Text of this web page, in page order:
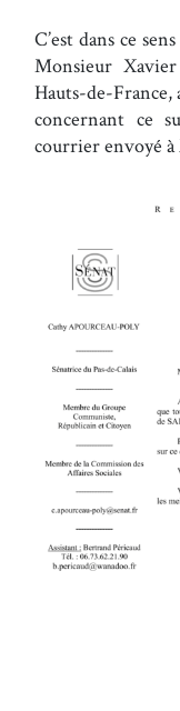
C’est dans ce
Monsieur
Hauts-de-
concernant ce
courrier envoyé